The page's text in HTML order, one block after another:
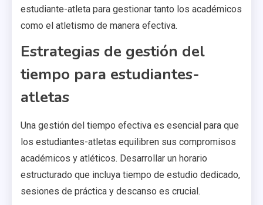
estudiante-atleta para gestionar tanto los académicos
como el atletismo de manera efectiva.
Estrategias de gestión del
tiempo para estudiantes-
atletas
Una gestión del tiempo efectiva es esencial para que
los estudiantes-atletas equilibren sus compromisos
académicos y atléticos. Desarrollar un horario
estructurado que incluya tiempo de estudio dedicado,
sesiones de práctica y descanso es crucial.